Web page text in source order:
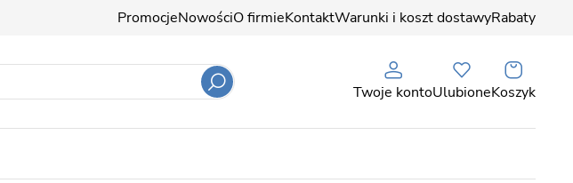
PromocjeNowościO firmieKontaktWarunki i koszt dostawyRabaty
Twoje kontoUlubioneKoszyk